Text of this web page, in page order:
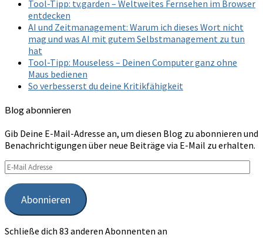
Tool-Tipp: tv.garden – Weltweites Fernsehen im Browser
entdecken
AI und Zeitmanagement: Warum ich dieses Wort nicht
mag und was AI mit gutem Selbstmanagement zu tun
hat
Tool-Tipp: Mouseless – Deinen Computer ganz ohne
Maus bedienen
So verbesserst du deine Kritikfähigkeit
Blog abonnieren
Gib Deine E-Mail-Adresse an, um diesen Blog zu abonnieren und
Benachrichtigungen über neue Beiträge via E-Mail zu erhalten.
E-
Mail
Adresse
Abonnieren
Schließe dich 83 anderen Abonnenten an